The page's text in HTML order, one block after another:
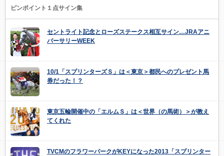
ピンポイント１点サイン集
セントライト記念とローズステークス相互サイン…JRAアニ
バーサリーWEEK
10/1「スプリンターズＳ」は＜東京＞都民へのプレゼント馬
券だった！？
東京五輪開催中の「エルムＳ」は＜世界（の馬術）＞が教え
てくれた
TVCMのフラワーパークがKEYになった2013「スプリンター